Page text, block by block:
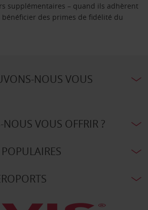
supplémentaires – quand ils adhèrent
bénéficier des primes de fidélité du
NOUS VOUS
VOUS OFFRIR ?